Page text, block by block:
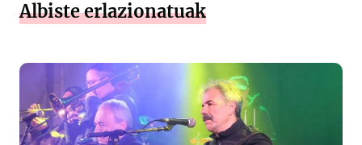
Albiste erlazionatuak